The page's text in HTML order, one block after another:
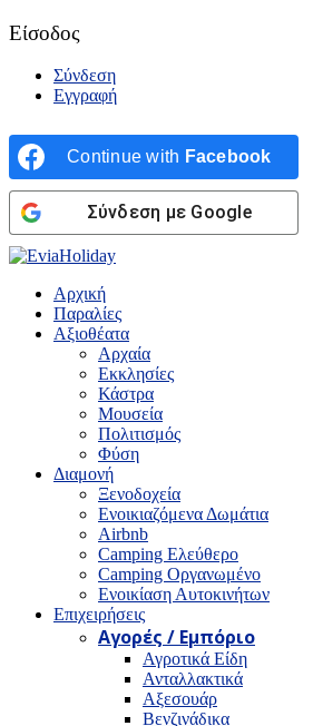
Είσοδος
Σύνδεση
Εγγραφή
Continue with Facebook
Σύνδεση με Google
Αρχική
Παραλίες
Αξιοθέατα
Αρχαία
Εκκλησίες
Κάστρα
Μουσεία
Πολιτισμός
Φύση
Διαμονή
Ξενοδοχεία
Ενοικιαζόμενα Δωμάτια
Airbnb
Camping Ελεύθερο
Camping Οργανωμένο
Ενοικίαση Αυτοκινήτων
Επιχειρήσεις
Αγορές / Εμπόριο
Αγροτικά Είδη
Ανταλλακτικά
Αξεσουάρ
Βενζινάδικα